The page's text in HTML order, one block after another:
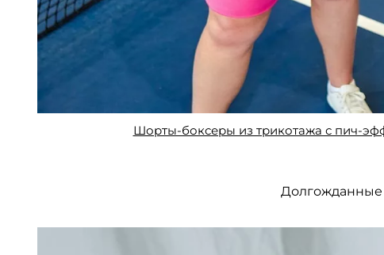
Шорты-боксеры из трикотажа с пич-
Долгожданные